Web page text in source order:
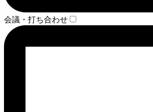
会議・打ち合わせ